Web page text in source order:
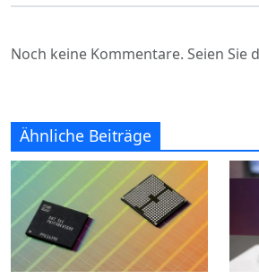
Noch keine Kommentare. Seien Sie
Ähnliche Beiträge